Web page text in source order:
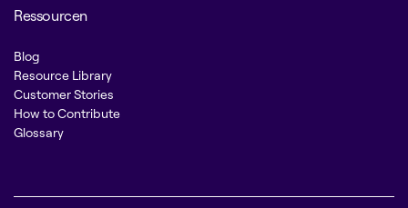
Ressourcen
Blog
Resource Library
Customer Stories
How to Contribute
Glossary